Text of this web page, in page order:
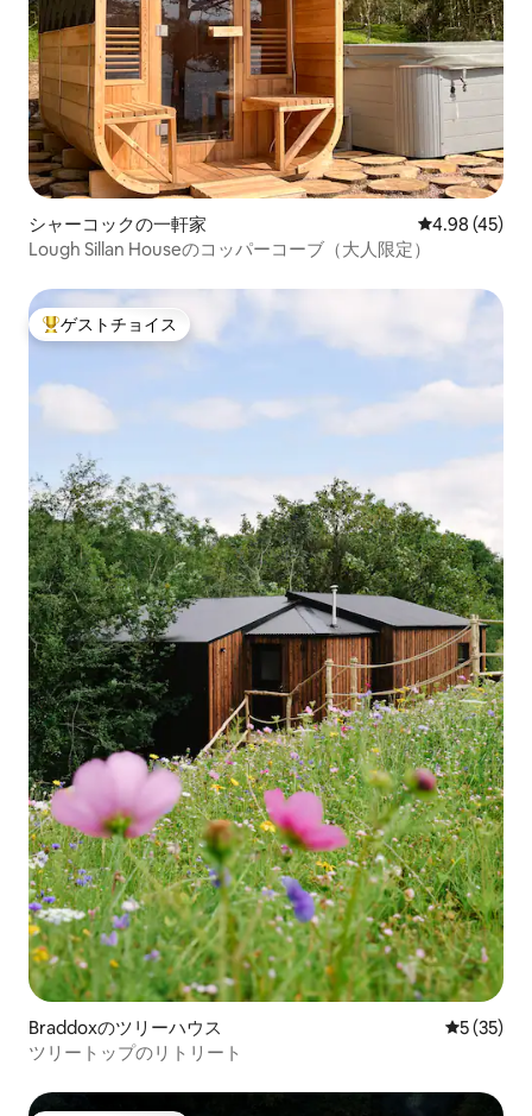
シャーコックの一軒家 レビュー45
4.98 (45)
Lough Sillan Houseのコッパーコーブ（大人限定）
大好評のゲストチョイスです。
ゲストチョイス
Braddoxのツリーハウス レビュー
5 (35)
ツリートップのリトリート